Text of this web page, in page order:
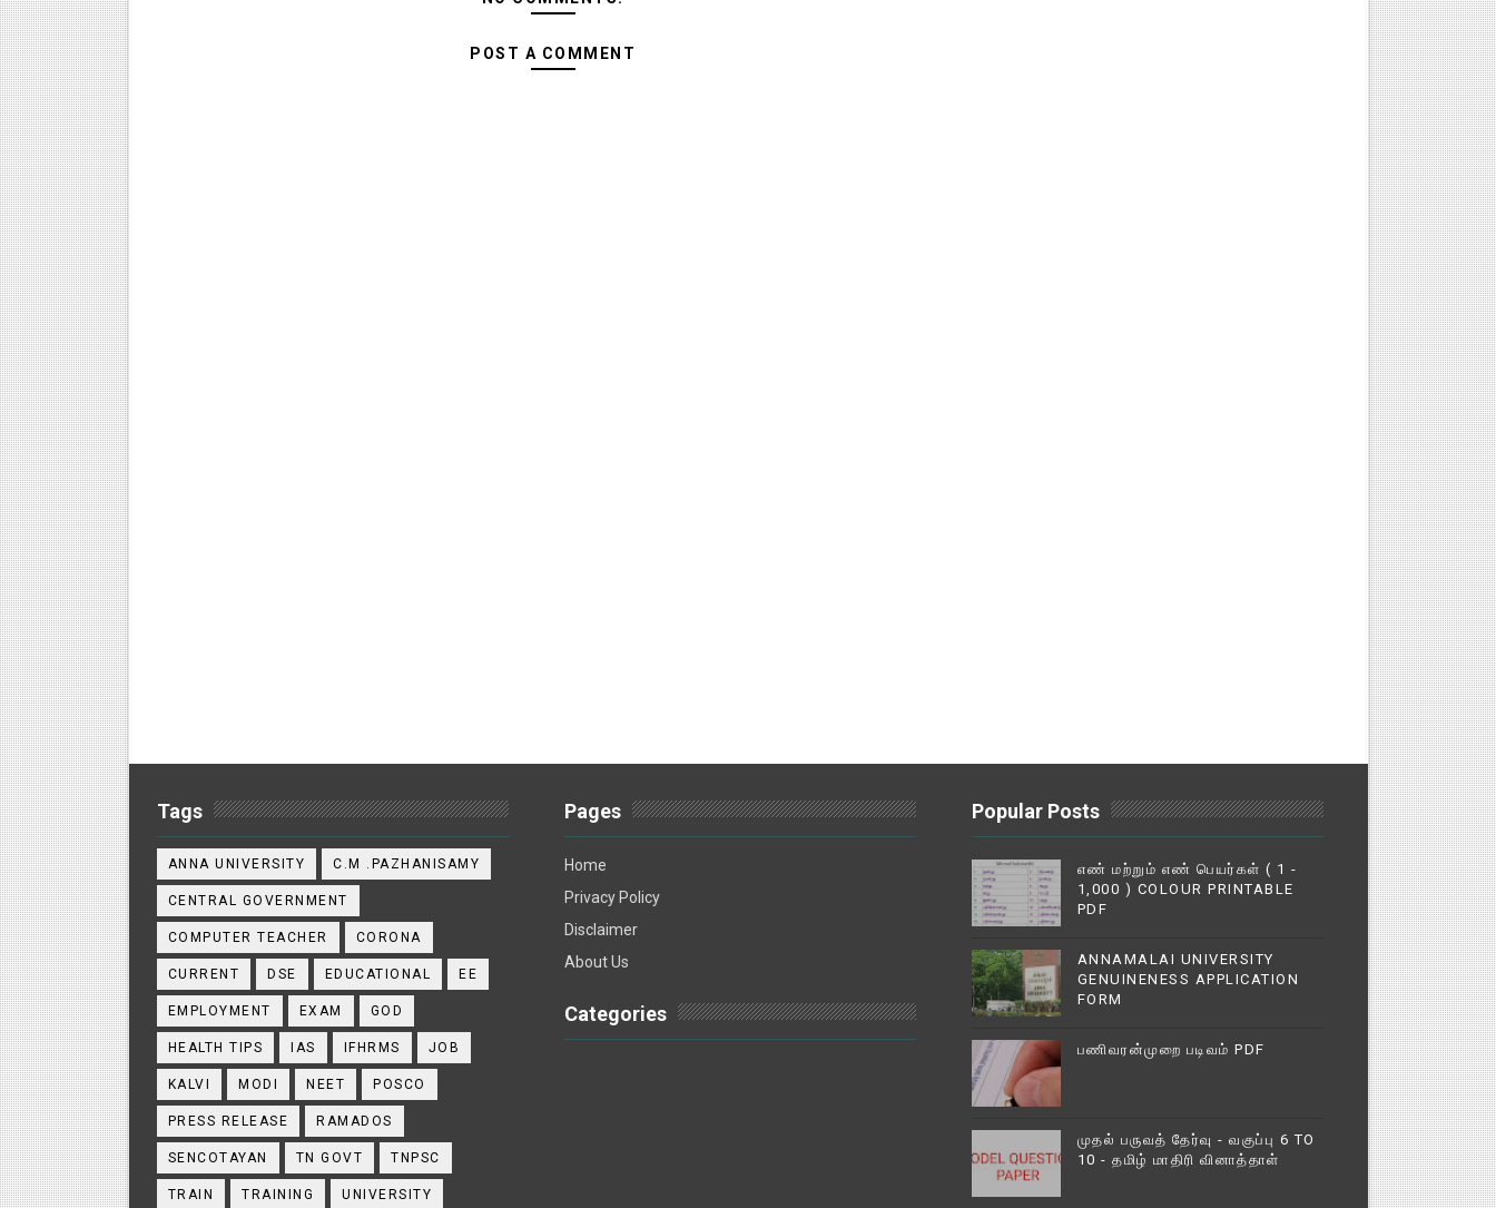
POST A COMMENT
Tags
ANNA UNIVERSITY C.M .PAZHANISAMY
CENTRAL GOVERNMENT
COMPUTER TEACHER CORONA
CURRENT DSE EDUCATIONAL EE
EMPLOYMENT EXAM GOD
HEALTH TIPS IAS IFHRMS JOB
KALVI MODI NEET POSCO
PRESS RELEASE RAMADOS
SENCOTAYAN TN GOVT TNPSC
TRAIN TRAINING UNIVERSITY
Pages
Home
Privacy Policy
Disclaimer
About Us
Categories
Popular Posts
எண் மற்றும் எண் பெயர்கள் ( 1 -
1,000 ) COLOUR PRINTABLE
PDF
ANNAMALAI UNIVERSITY
GENUINENESS APPLICATION
FORM
பணிவரன்முறை படிவம் PDF
முதல் பருவத் தேர்வு - வகுப்பு 6 TO
10 - தமிழ் மாதிரி வினாத்தாள்